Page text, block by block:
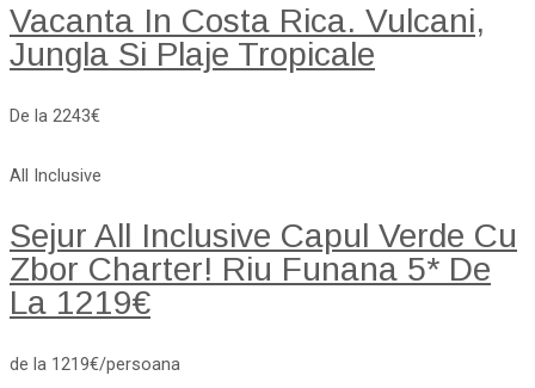
Vacanta In Costa Rica. Vulcani,
Jungla Si Plaje Tropicale
De la 2243€
All Inclusive
Sejur All Inclusive Capul Verde Cu
Zbor Charter! Riu Funana 5* De
La 1219€
de la 1219€/persoana